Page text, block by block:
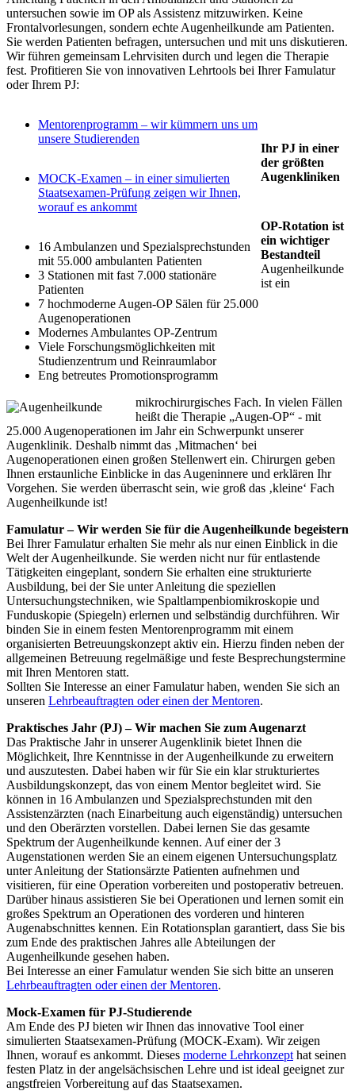
untersuchen sowie im OP als Assistenz mitzuwirken. Keine
Frontalvorlesungen, sondern echte Augenheilkunde am Patienten.
Sie werden Patienten befragen, untersuchen und mit uns diskutieren.
Wir führen gemeinsam Lehrvisiten durch und legen die Therapie
fest. Profitieren Sie von innovativen Lehrtools bei Ihrer Famulatur
oder Ihrem PJ:
Mentorenprogramm – wir kümmern uns um
unsere Studierenden
MOCK-Examen – in einer simulierten
Staatsexamen-Prüfung zeigen wir Ihnen,
worauf es ankommt
Ihr PJ in einer
der größten
Augenkliniken
16 Ambulanzen und Spezialsprechstunden
mit 55.000 ambulanten Patienten
3 Stationen mit fast 7.000 stationäre
Patienten
7 hochmoderne Augen-OP Sälen für 25.000
Augenoperationen
Modernes Ambulantes OP-Zentrum
Viele Forschungsmöglichkeiten mit
Studienzentrum und Reinraumlabor
Eng betreutes Promotionsprogramm
OP-Rotation ist
ein wichtiger
Bestandteil
Augenheilkunde
ist ein
mikrochirurgisches Fach. In vielen Fällen
heißt die Therapie „Augen-OP“ - mit
25.000 Augenoperationen im Jahr ein Schwerpunkt unserer
Augenklinik. Deshalb nimmt das ‚Mitmachen‘ bei
Augenoperationen einen großen Stellenwert ein. Chirurgen geben
Ihnen erstaunliche Einblicke in das Augeninnere und erklären Ihr
Vorgehen. Sie werden überrascht sein, wie groß das ‚kleine‘ Fach
Augenheilkunde ist!
Famulatur – Wir werden Sie für die Augenheilkunde begeistern
Bei Ihrer Famulatur erhalten Sie mehr als nur einen Einblick in die
Welt der Augenheilkunde. Sie werden nicht nur für entlastende
Tätigkeiten eingeplant, sondern Sie erhalten eine strukturierte
Ausbildung, bei der Sie unter Anleitung die speziellen
Untersuchungstechniken, wie Spaltlampenbiomikroskopie und
Funduskopie (Spiegeln) erlernen und selbständig durchführen. Wir
binden Sie in einem festen Mentorenprogramm mit einem
organisierten Betreuungskonzept aktiv ein. Hierzu finden neben der
allgemeinen Betreuung regelmäßige und feste Besprechungstermine
mit Ihren Mentoren statt.
Sollten Sie Interesse an einer Famulatur haben, wenden Sie sich an
unseren Lehrbeauftragten oder einen der Mentoren.
Praktisches Jahr (PJ) – Wir machen Sie zum Augenarzt
Das Praktische Jahr in unserer Augenklinik bietet Ihnen die
Möglichkeit, Ihre Kenntnisse in der Augenheilkunde zu erweitern
und auszutesten. Dabei haben wir für Sie ein klar strukturiertes
Ausbildungskonzept, das von einem Mentor begleitet wird. Sie
können in 16 Ambulanzen und Spezialsprechstunden mit den
Assistenzärzten (nach Einarbeitung auch eigenständig) untersuchen
und den Oberärzten vorstellen. Dabei lernen Sie das gesamte
Spektrum der Augenheilkunde kennen. Auf einer der 3
Augenstationen werden Sie an einem eigenen Untersuchungsplatz
unter Anleitung der Stationsärzte Patienten aufnehmen und
visitieren, für eine Operation vorbereiten und postoperativ betreuen.
Darüber hinaus assistieren Sie bei Operationen und lernen somit ein
großes Spektrum an Operationen des vorderen und hinteren
Augenabschnittes kennen. Ein Rotationsplan garantiert, dass Sie bis
zum Ende des praktischen Jahres alle Abteilungen der
Augenheilkunde gesehen haben.
Bei Interesse an einer Famulatur wenden Sie sich bitte an unseren
Lehrbeauftragten oder einen der Mentoren.
Mock-Examen für PJ-Studierende
Am Ende des PJ bieten wir Ihnen das innovative Tool einer
simulierten Staatsexamen-Prüfung (MOCK-Exam). Wir zeigen
Ihnen, worauf es ankommt. Dieses moderne Lehrkonzept hat seinen
festen Platz in der angelsächsischen Lehre und ist ideal geeignet zur
angstfreien Vorbereitung auf das Staatsexamen.